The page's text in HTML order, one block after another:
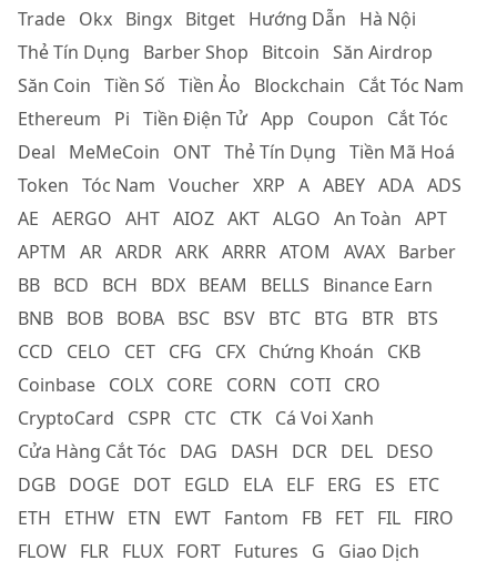
Trade Okx Bingx Bitget Hướng Dẫn
Hà Nội
Thẻ Tín Dụng
Barber Shop Bitcoin Săn Airdrop
Săn Coin Tiền Số Tiền Ảo Blockchain
Cắt Tóc Nam
Ethereum
Pi Tiền Điện Tử App Coupon
Cắt Tóc
Deal
MeMeCoin ONT Thẻ Tín Dụng Tiền Mã Hoá
Token Tóc Nam Voucher XRP A ABEY ADA ADS
AE AERGO AHT AIOZ AKT ALGO An Toàn APT
APTM
AR ARDR ARK ARRR ATOM AVAX Barber
BB BCD BCH BDX BEAM BELLS
Binance Earn
BNB BOB BOBA BSC BSV BTC BTG BTR BTS
CCD
CELO CET CFG CFX Chứng Khoán
CKB
Coinbase COLX CORE CORN COTI CRO
CryptoCard
CSPR CTC CTK Cá Voi Xanh
Cửa Hàng Cắt Tóc
DAG DASH DCR DEL DESO
DGB DOGE DOT EGLD ELA ELF ERG ES
ETC
ETH
ETHW ETN EWT Fantom FB FET FIL FIRO
FLOW FLR FLUX FORT Futures G
Giao Dịch